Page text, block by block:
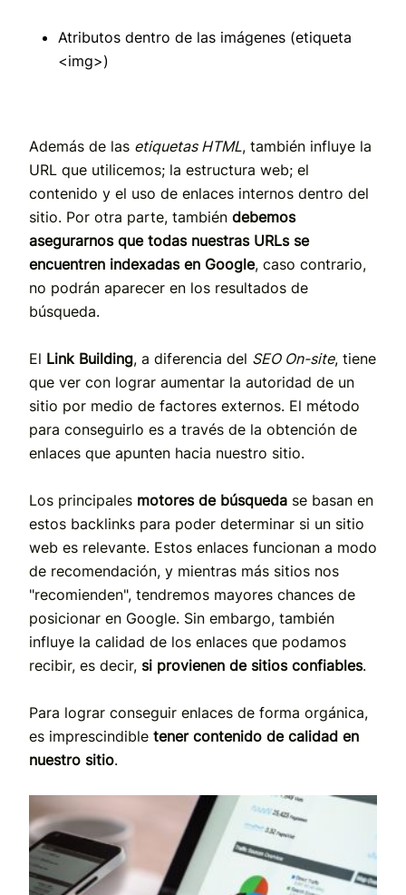
Atributos dentro de las imágenes (etiqueta
<img>)
Además de las etiquetas HTML, también influye la
URL que utilicemos; la estructura web; el
contenido y el uso de enlaces internos dentro del
sitio. Por otra parte, también debemos
asegurarnos que todas nuestras URLs se
encuentren indexadas en Google, caso contrario,
no podrán aparecer en los resultados de
búsqueda.
El Link Building, a diferencia del SEO On-site, tiene
que ver con lograr aumentar la autoridad de un
sitio por medio de factores externos. El método
para conseguirlo es a través de la obtención de
enlaces que apunten hacia nuestro sitio.
Los principales motores de búsqueda se basan en
estos backlinks para poder determinar si un sitio
web es relevante. Estos enlaces funcionan a modo
de recomendación, y mientras más sitios nos
"recomienden", tendremos mayores chances de
posicionar en Google. Sin embargo, también
influye la calidad de los enlaces que podamos
recibir, es decir, si provienen de sitios confiables.
Para lograr conseguir enlaces de forma orgánica,
es imprescindible tener contenido de calidad en
nuestro sitio.